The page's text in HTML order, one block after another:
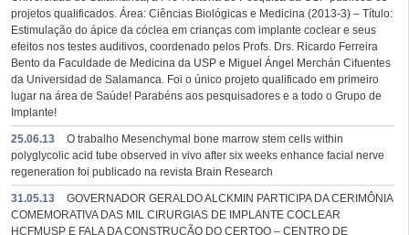
projetos qualificados. Área: Ciências Biológicas e Medicina (2013-3) – Título:
Estimulação do ápice da cóclea em crianças com implante coclear e seus
efeitos nos testes auditivos, coordenado pelos Profs. Drs. Ricardo Ferreira
Bento da Faculdade de Medicina da USP e Miguel Ángel Merchán Cifuentes
da Universidad de Salamanca. Foi o único projeto qualificado em primeiro
lugar na área de Saúde! Parabéns aos pesquisadores e a todo o Grupo de
Implante!
25.06.13
O trabalho Mesenchymal bone marrow stem cells within
polyglycolic acid tube observed in vivo after six weeks enhance facial nerve
regeneration foi publicado na revista Brain Research
31.05.13
GOVERNADOR GERALDO ALCKMIN PARTICIPA DA CERIMÔNIA
COMEMORATIVA DAS MIL CIRURGIAS DE IMPLANTE COCLEAR
HCFMUSP E FALA DA CONSTRUÇÃO DO CERTOO – CENTRO DE